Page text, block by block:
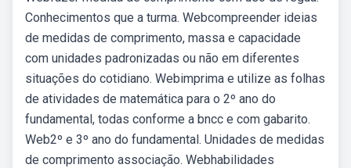
Conhecimentos que a turma. Webcompreender ideias
de medidas de comprimento, massa e capacidade
com unidades padronizadas ou não em diferentes
situações do cotidiano. Webimprima e utilize as folhas
de atividades de matemática para o 2º ano do
fundamental, todas conforme a bncc e com gabarito.
Web2º e 3º ano do fundamental. Unidades de medidas
de comprimento associação. Webhabilidades